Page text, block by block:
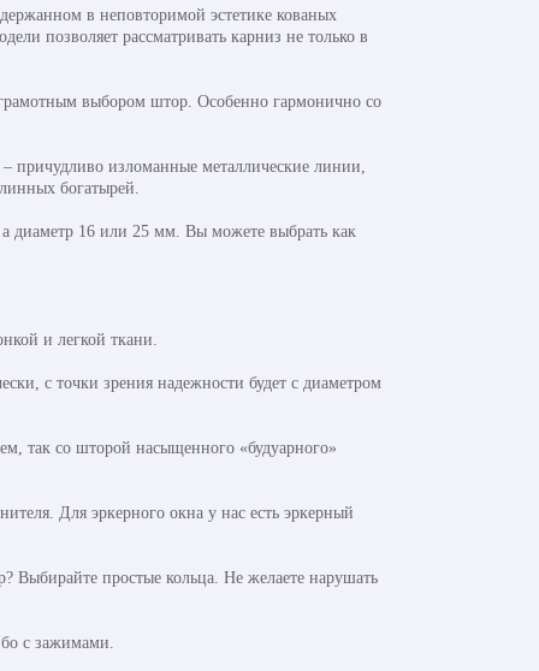
в неповторимой эстетике кованых
позволяет рассматривать карниз не только в
грамотным выбором штор. Особенно гармонично со
причудливо изломанные металлические линии,
богатырей.
а диаметр 16 или 25 мм. Вы можете выбрать как
и легкой ткани.
с точки зрения надежности будет с диаметром
так со шторой насыщенного «будуарного»
Для эркерного окна у нас есть эркерный
Выбирайте простые кольца. Не желаете нарушать
с зажимами.